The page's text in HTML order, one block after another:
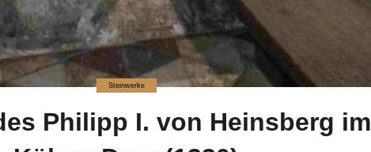
Steinwerke
Philipp I. von Heinsberg im